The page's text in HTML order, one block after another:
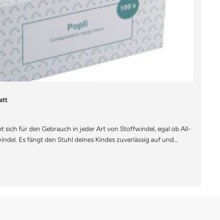
4.67 von 5 Sternen
sich für den Gebrauch in jeder Art von Stoffwindel, egal ob All-
Es fängt den Stuhl deines Kindes zuverlässig auf und
entsorgen.